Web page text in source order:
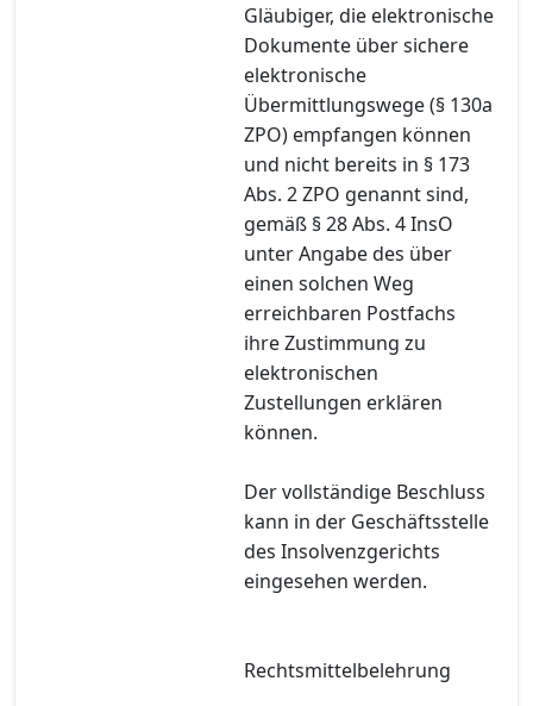
Gläubiger, die elektronische
Dokumente über sichere
elektronische
Übermittlungswege (§ 130a
ZPO) empfangen können
und nicht bereits in § 173
Abs. 2 ZPO genannt sind,
gemäß § 28 Abs. 4 InsO
unter Angabe des über
einen solchen Weg
erreichbaren Postfachs
ihre Zustimmung zu
elektronischen
Zustellungen erklären
können.
Der vollständige Beschluss
kann in der Geschäftsstelle
des Insolvenzgerichts
eingesehen werden.
Rechtsmittelbelehrung